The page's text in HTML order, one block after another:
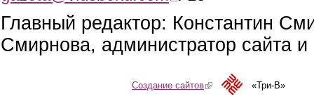
Главный редактор: Константин
Смирнова, администратор сайта
Создание сайтов(link is external)«Три-В»